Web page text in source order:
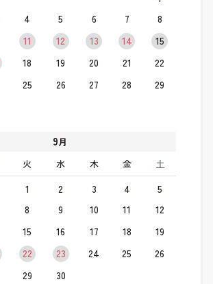
4 5 6 7
8
11 12 13 14
15
18 19 20 21
22
25 26 27 28
29
9月
火 水 木 金 土
1 2 3 4
5
8 9 10 11
12
15 16 17 18
19
22 23 24 25
26
29
30